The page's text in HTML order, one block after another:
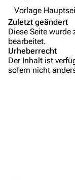
Wiki-
Vorlage
Zuletzt geändert
Diese Seite
bearbeitet.
Urheberrecht
Der Inhalt ist
sofern nicht